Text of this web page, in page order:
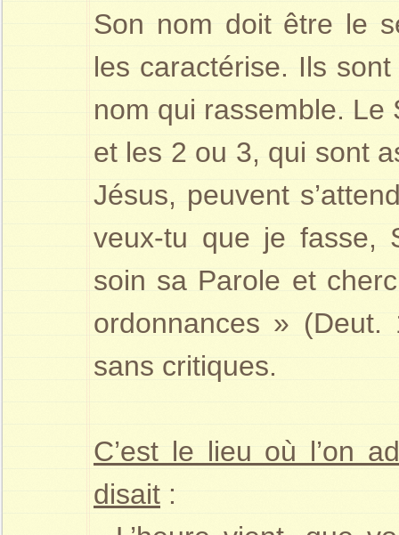
Son nom doit être le
les caractérise. Ils
nom qui rassemble. Le
et les 2 ou 3, qui sont
Jésus, peuvent
veux-tu que je
soin sa Parole et
ordonnances »
sans critiques.
C’est le lieu où l’on
disait :